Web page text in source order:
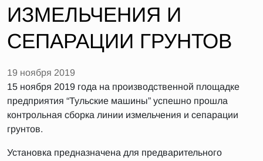
ИЗМЕЛЬЧЕНИЯ И
СЕПАРАЦИИ ГРУНТОВ
19 ноября 2019
15 ноября 2019 года на производственной площадке
предприятия “Тульские машины” успешно прошла
контрольная сборка линии измельчения и сепарации
грунтов.
Установка предназначена для предварительного